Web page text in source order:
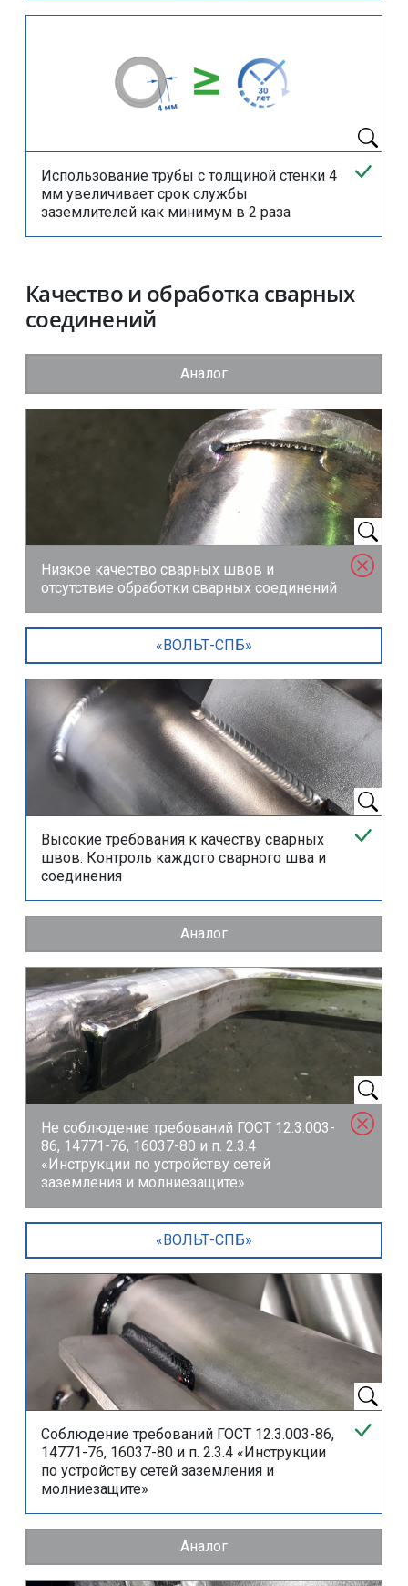
Использование трубы с толщиной стенки 4
мм увеличивает срок службы
заземлителей как минимум в 2 раза
Качество и обработка сварных
соединений
Аналог
Низкое качество сварных швов и
отсутствие обработки сварных соединений
«ВОЛЬТ-СПБ»
Высокие требования к качеству сварных
швов. Контроль каждого сварного шва и
соединения
Аналог
Не соблюдение требований ГОСТ 12.3.003-
86, 14771-76, 16037-80 и п. 2.3.4
«Инструкции по устройству сетей
заземления и молниезащите»
«ВОЛЬТ-СПБ»
Соблюдение требований ГОСТ 12.3.003-86,
14771-76, 16037-80 и п. 2.3.4 «Инструкции
по устройству сетей заземления и
молниезащите»
Аналог